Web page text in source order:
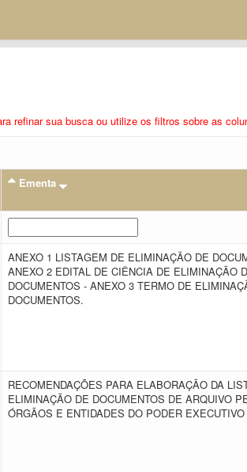
refinar sua busca ou utilize os filtros sobre as
Ementa
ANEXO 1 LISTAGEM DE ELIMINAÇÃO DE
ANEXO 2 EDITAL DE CIÊNCIA DE ELIMINAÇÃO
DOCUMENTOS - ANEXO 3 TERMO DE
DOCUMENTOS.
RECOMENDAÇÕES PARA ELABORAÇÃO DA
ELIMINAÇÃO DE DOCUMENTOS DE ARQUIVO
ÓRGÃOS E ENTIDADES DO PODER